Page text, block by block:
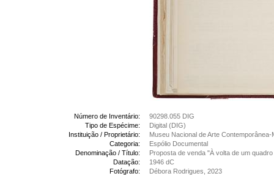
Número de Inventário:
90298.055 DIG
Tipo de Espécime:
Digital (DIG)
Instituição / Proprietário:
Museu Nacional de Arte Contemporânea-
Categoria:
Espólio Documental
Denominação / Título:
Proposta de venda "À volta de um
Datação:
1946 dC
Fotógrafo:
Débora Rodrigues, 2023